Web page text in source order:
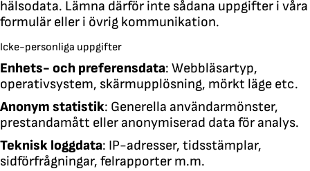
hälsodata. Lämna därför inte sådana uppgifter i våra
formulär eller i övrig kommunikation.
Icke-personliga uppgifter
Enhets- och preferensdata: Webbläsartyp,
operativsystem, skärmupplösning, mörkt läge etc.
Anonym statistik: Generella användarmönster,
prestandamått eller anonymiserad data för analys.
Teknisk loggdata: IP-adresser, tidsstämplar,
sidförfrågningar, felrapporter m.m.